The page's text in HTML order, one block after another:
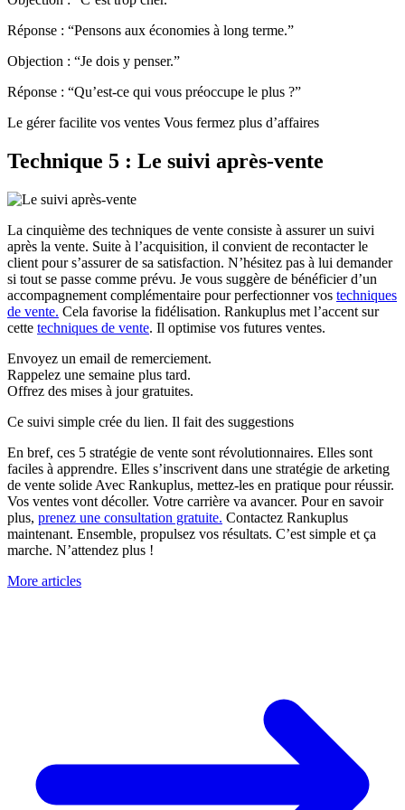
Réponse : “Pensons aux économies à long terme.”
Objection : “Je dois y penser.”
Réponse : “Qu’est-ce qui vous préoccupe le plus ?”
Le gérer facilite vos ventes Vous fermez plus d’affaires
Technique 5 : Le suivi après-vente
La cinquième des techniques de vente consiste à assurer un suivi
après la vente. Suite à l’acquisition, il convient de recontacter le
client pour s’assurer de sa satisfaction. N’hésitez pas à lui demander
si tout se passe comme prévu. Je vous suggère de bénéficier d’un
accompagnement complémentaire pour perfectionner vos techniques
de vente. Cela favorise la fidélisation. Rankuplus met l’accent sur
cette techniques de vente. Il optimise vos futures ventes.
Envoyez un email de remerciement.
Rappelez une semaine plus tard.
Offrez des mises à jour gratuites.
Ce suivi simple crée du lien. Il fait des suggestions
En bref, ces 5 stratégie de vente sont révolutionnaires. Elles sont
faciles à apprendre. Elles s’inscrivent dans une stratégie de arketing
de vente solide Avec Rankuplus, mettez-les en pratique pour réussir.
Vos ventes vont décoller. Votre carrière va avancer. Pour en savoir
plus, prenez une consultation gratuite. Contactez Rankuplus
maintenant. Ensemble, propulsez vos résultats. C’est simple et ça
marche. N’attendez plus !
More articles